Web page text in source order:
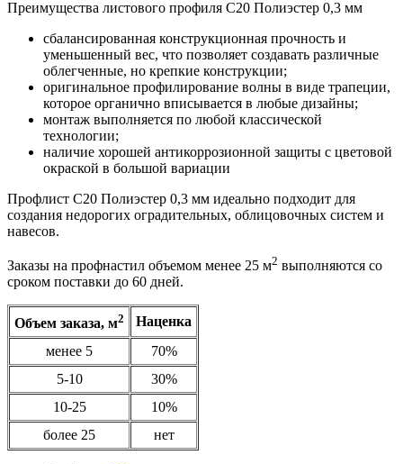
Преимущества листового профиля С20 Полиэстер 0,3 мм
сбалансированная конструкционная прочность и
уменьшенный вес, что позволяет создавать различные
облегченные, но крепкие конструкции;
оригинальное профилирование волны в виде трапеции,
которое органично вписывается в любые дизайны;
монтаж выполняется по любой классической
технологии;
наличие хорошей антикоррозионной защиты с цветовой
окраской в большой вариации
Профлист С20 Полиэстер 0,3 мм идеально подходит для
создания недорогих оградительных, облицовочных систем и
навесов.
Заказы на профнастил объемом менее 25 м2 выполняются со
сроком поставки до 60 дней.
Объем заказа, м2
Наценка
менее 5
70%
5-10
30%
10-25
10%
более 25
нет